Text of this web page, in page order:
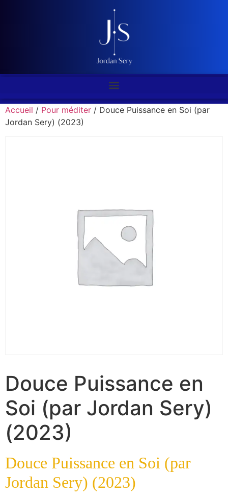
Accueil / Pour méditer / Douce Puissance en Soi (par
Jordan Sery) (2023)
Douce Puissance en
Soi (par Jordan Sery)
(2023)
Douce Puissance en Soi (par
Jordan Sery) (2023)